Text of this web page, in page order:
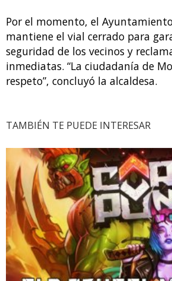
Por el momento, el
mantiene el vial cerrado para
seguridad de los vecinos y
inmediatas. “La ciudadanía de
respeto”, concluyó la alcaldesa.
TAMBIÉN TE PUEDE INTERESAR